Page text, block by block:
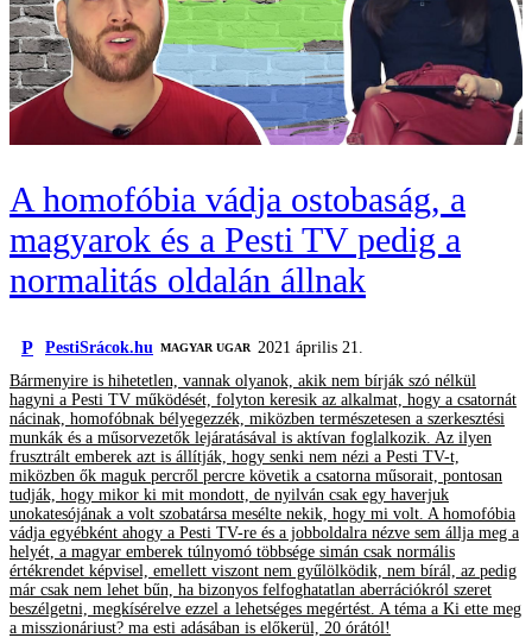
A homofóbia vádja ostobaság, a
magyarok és a Pesti TV pedig a
normalitás oldalán állnak
P PestiSrácok.hu MAGYAR UGAR
2021 április 21.
Bármenyire is hihetetlen, vannak olyanok, akik nem bírják szó nélkül
hagyni a Pesti TV működését, folyton keresik az alkalmat, hogy a csatornát
nácinak, homofóbnak bélyegezzék, miközben természetesen a szerkesztési
munkák és a műsorvezetők lejáratásával is aktívan foglalkozik. Az ilyen
frusztrált emberek azt is állítják, hogy senki nem nézi a Pesti TV-t,
miközben ők maguk percről percre követik a csatorna műsorait, pontosan
tudják, hogy mikor ki mit mondott, de nyilván csak egy haverjuk
unokatesójának a volt szobatársa mesélte nekik, hogy mi volt. A homofóbia
vádja egyébként ahogy a Pesti TV-re és a jobboldalra nézve sem állja meg a
helyét, a magyar emberek túlnyomó többsége simán csak normális
értékrendet képvisel, emellett viszont nem gyűlölködik, nem bírál, az pedig
már csak nem lehet bűn, ha bizonyos felfoghatatlan aberrációkról szeret
beszélgetni, megkísérelve ezzel a lehetséges megértést. A téma a Ki ette meg
a misszionáriust? ma esti adásában is előkerül, 20 órától!